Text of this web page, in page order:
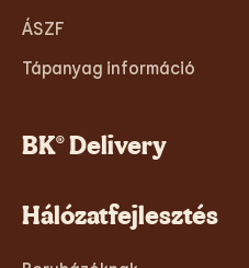
ÁSZF
Tápanyag információ
BK® Delivery
Hálózatfejlesztés